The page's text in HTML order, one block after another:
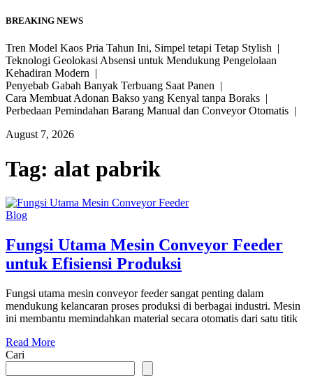
BREAKING NEWS
Tren Model Kaos Pria Tahun Ini, Simpel tetapi Tetap Stylish |
Teknologi Geolokasi Absensi untuk Mendukung Pengelolaan
Kehadiran Modern |
Penyebab Gabah Banyak Terbuang Saat Panen |
Cara Membuat Adonan Bakso yang Kenyal tanpa Boraks |
Perbedaan Pemindahan Barang Manual dan Conveyor Otomatis |
August 7, 2026
Tag: alat pabrik
Blog
Fungsi Utama Mesin Conveyor Feeder
untuk Efisiensi Produksi
Fungsi utama mesin conveyor feeder sangat penting dalam
mendukung kelancaran proses produksi di berbagai industri. Mesin
ini membantu memindahkan material secara otomatis dari satu titik
Read More
Cari